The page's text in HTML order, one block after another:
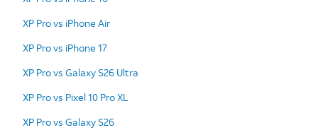
XP Pro vs iPhone Air
XP Pro vs iPhone 17
XP Pro vs Galaxy S26 Ultra
XP Pro vs Pixel 10 Pro XL
XP Pro vs Galaxy S26